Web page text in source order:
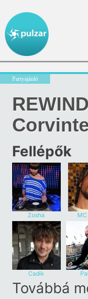
Partyajánló
Fellépők
Zosha
Cadik
Továbbá